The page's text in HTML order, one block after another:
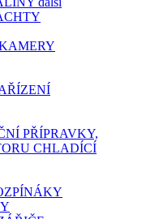
PŘÍPRAVKY,
CHLADÍCÍ